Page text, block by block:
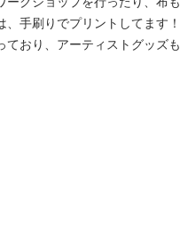
手刷りでプリントしてます！
ており、アーティストグッズ